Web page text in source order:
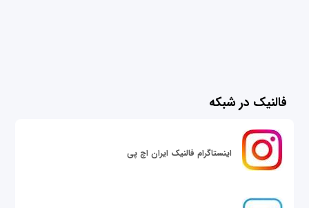
فالنیک در شبکه
اینستاگرام فالنیک ایران اچ پی